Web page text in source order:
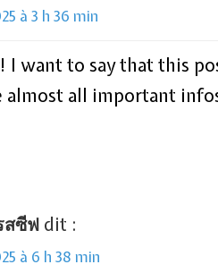
à 3 h 36 min
I want to say that this
all important
สซีฟ dit :
à 6 h 38 min